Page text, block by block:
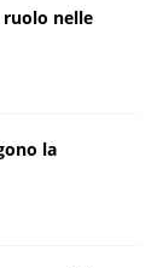
ruolo nelle
la